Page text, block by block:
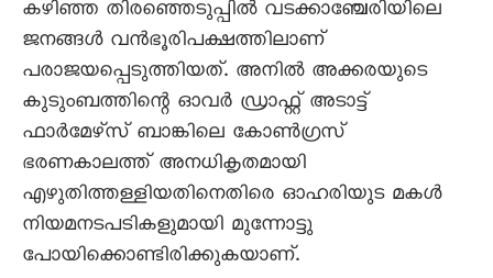
കഴിഞ്ഞ തിരഞ്ഞെടുപ്പിൽ വടക്കാഞ്ചേരിയിലെ
ജനങ്ങൾ വൻഭൂരിപക്ഷത്തിലാണ്
പരാജയപ്പെടുത്തിയത്. അനിൽ അക്കരയുടെ
കുടുംബത്തിന്റെ ഓവർ ഡ്രാഫ്റ്റ് അടാട്ട്
ഫാർമേഴ്സ് ബാങ്കിലെ കോൺഗ്രസ്
ഭരണകാലത്ത് അനധികൃതമായി
എഴുതിത്തള്ളിയതിനെതിരെ ഓഹരിയുട മകൾ
നിയമനടപടികളുമായി മുന്നോട്ടു
പോയിക്കൊണ്ടിരിക്കുകയാണ്.